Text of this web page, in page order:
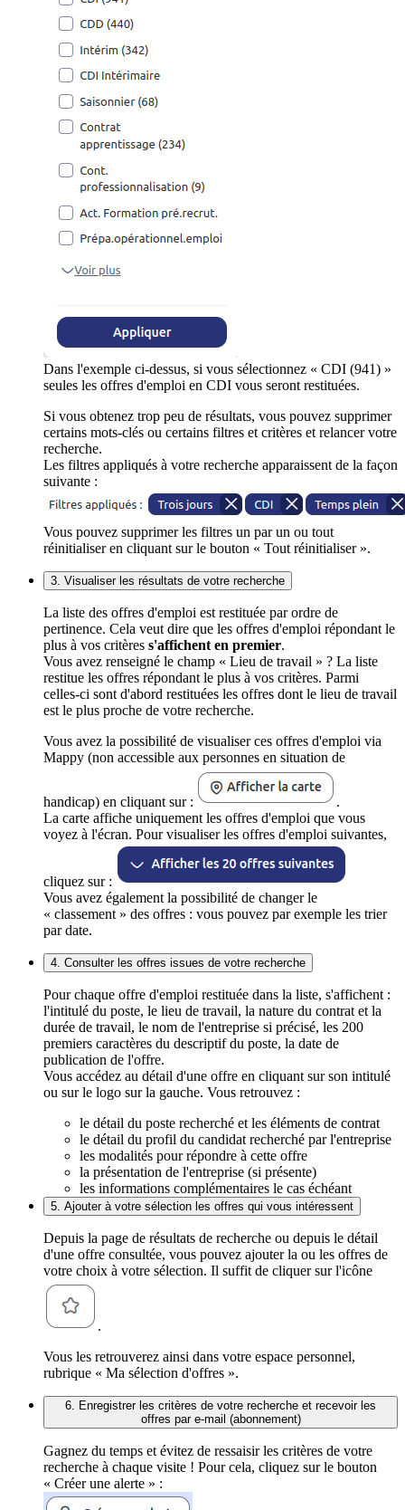
Dans l'exemple ci-dessus, si vous sélectionnez « CDI (941) »
seules les offres d'emploi en CDI vous seront restituées.
Si vous obtenez trop peu de résultats, vous pouvez supprimer
certains mots-clés ou certains filtres et critères et relancer votre
recherche.
Les filtres appliqués à votre recherche apparaissent de la façon
suivante :
Vous pouvez supprimer les filtres un par un ou tout
réinitialiser en cliquant sur le bouton « Tout réinitialiser ».
3. Visualiser les résultats de votre recherche
La liste des offres d'emploi est restituée par ordre de
pertinence. Cela veut dire que les offres d'emploi répondant le
plus à vos critères s'affichent en premier.
Vous avez renseigné le champ « Lieu de travail » ? La liste
restitue les offres répondant le plus à vos critères. Parmi
celles-ci sont d'abord restituées les offres dont le lieu de travail
est le plus proche de votre recherche.
Vous avez la possibilité de visualiser ces offres d'emploi via
Mappy (non accessible aux personnes en situation de
handicap) en cliquant sur :
.
La carte affiche uniquement les offres d'emploi que vous
voyez à l'écran. Pour visualiser les offres d'emploi suivantes,
cliquez sur :
Vous avez également la possibilité de changer le
« classement » des offres : vous pouvez par exemple les trier
par date.
4. Consulter les offres issues de votre recherche
Pour chaque offre d'emploi restituée dans la liste, s'affichent :
l'intitulé du poste, le lieu de travail, la nature du contrat et la
durée de travail, le nom de l'entreprise si précisé, les 200
premiers caractères du descriptif du poste, la date de
publication de l'offre.
Vous accédez au détail d'une offre en cliquant sur son intitulé
ou sur le logo sur la gauche. Vous retrouvez :
le détail du poste recherché et les éléments de contrat
le détail du profil du candidat recherché par l'entreprise
les modalités pour répondre à cette offre
la présentation de l'entreprise (si présente)
les informations complémentaires le cas échéant
5. Ajouter à votre sélection les offres qui vous intéressent
Depuis la page de résultats de recherche ou depuis le détail
d'une offre consultée, vous pouvez ajouter la ou les offres de
votre choix à votre sélection. Il suffit de cliquer sur l'icône
.
Vous les retrouverez ainsi dans votre espace personnel,
rubrique « Ma sélection d'offres ».
6. Enregistrer les critères de votre recherche et recevoir les
offres par e-mail (abonnement)
Gagnez du temps et évitez de ressaisir les critères de votre
recherche à chaque visite ! Pour cela, cliquez sur le bouton
« Créer une alerte » :